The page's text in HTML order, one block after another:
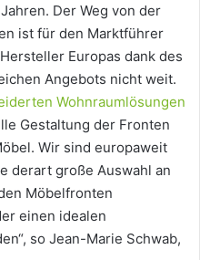
Der Weg von der
ist für den Marktführer
Europas dank des
Angebots nicht weit.
Wohnraumlösungen
Gestaltung der Fronten
Wir sind europaweit
derart große Auswahl an
Möbelfronten
einen idealen
so Jean-Marie Schwab,